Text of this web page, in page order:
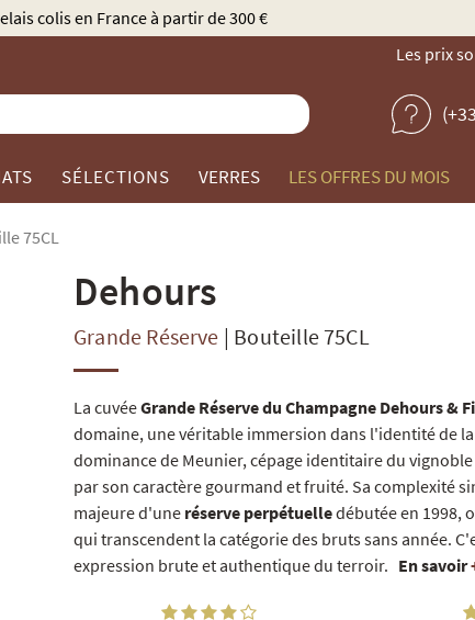
Champagne par Gault & Millau
Les prix
SÉLECTIONS VERRES LES OFFRES DU MOIS
75CL
Dehours
Grande Réserve | Bouteille 75CL
La cuvéeGrande Réserve du Champagne Dehours &
domaine, une véritable immersion dans l'identité de
dominance de Meunier, cépage identitaire du
par son caractère gourmand et fruité. Sa complexité
majeure d'une réserve perpétuelledébutée en 1998,
qui transcendent la catégorie des bruts sans année.
expression brute et authentique du terroir. En savoir